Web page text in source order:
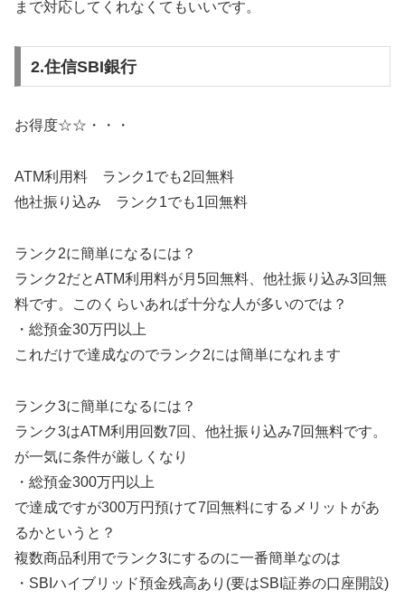
まで対応してくれなくてもいいです。
2.住信SBI銀行
お得度☆☆・・・
ATM利用料 ランク1でも2回無料
他社振り込み ランク1でも1回無料
ランク2に簡単になるには？
ランク2だとATM利用料が月5回無料、他社振り込み3回無
料です。このくらいあれば十分な人が多いのでは？
・総預金30万円以上
これだけで達成なのでランク2には簡単になれます
ランク3に簡単になるには？
ランク3はATM利用回数7回、他社振り込み7回無料です。
が一気に条件が厳しくなり
・総預金300万円以上
で達成ですが300万円預けて7回無料にするメリットがあ
るかというと？
複数商品利用でランク3にするのに一番簡単なのは
・SBIハイブリッド預金残高あり(要はSBI証券の口座開設)